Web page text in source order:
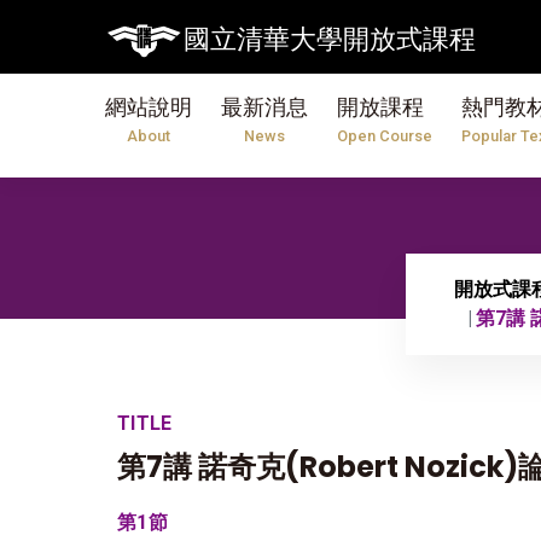
國立清華大學開放式課程
網站說明
About
最新消息
News
開放課程
Open Course
熱門教
Popular
開放式課
第7講
TITLE
第7講 諾奇克(Robert
第1節